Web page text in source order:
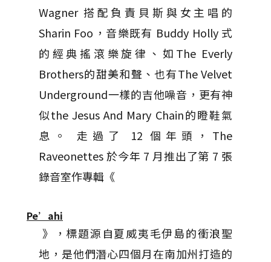
Wagner 搭配負責貝斯與女主唱的
Sharin Foo，音樂既有 Buddy Holly 式
的經典搖滾樂旋律、如The Everly
Brothers的甜美和聲、也有The Velvet
Underground一樣的吉他噪音，更有神
似the Jesus And Mary Chain的瞪鞋氣
息。 走過了 12 個年頭，The
Raveonettes 於今年 7 月推出了第 7 張
錄音室作專輯《
Pe’ahi
》，標題源自夏威夷毛伊島的衝浪聖
地，是他們潛心四個月在南加州打造的